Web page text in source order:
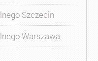
Szczecin
Warszawa